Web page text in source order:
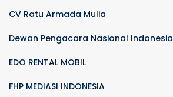
CV Ratu Armada Mulia
Dewan Pengacara Nasional Indonesia
EDO RENTAL MOBIL
FHP MEDIASI INDONESIA